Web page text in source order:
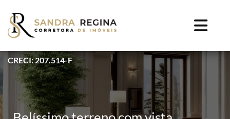
CRECI: 207.514-F